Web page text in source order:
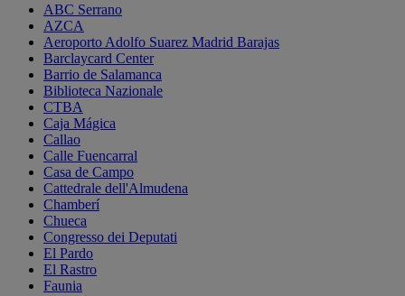
ABC Serrano
AZCA
Aeroporto Adolfo Suarez Madrid Barajas
Barclaycard Center
Barrio de Salamanca
Biblioteca Nazionale
CTBA
Caja Mágica
Callao
Calle Fuencarral
Casa de Campo
Cattedrale dell'Almudena
Chamberí
Chueca
Congresso dei Deputati
El Pardo
El Rastro
Faunia